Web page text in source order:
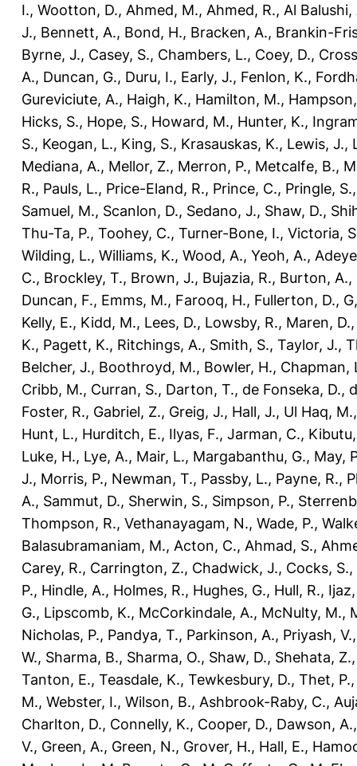
I., Wootton, D., Ahmed, M., Ahmed, R., Al Balushi,
J., Bennett, A., Bond, H., Bracken, A., Brankin-
Byrne, J., Casey, S., Chambers, L., Coey, D.,
A., Duncan, G., Duru, I., Early, J., Fenlon, K.,
Gureviciute, A., Haigh, K., Hamilton, M.,
Hicks, S., Hope, S., Howard, M., Hunter, K.,
S., Keogan, L., King, S., Krasauskas, K., Lewis, J.,
Mediana, A., Mellor, Z., Merron, P., Metcalfe, B.,
R., Pauls, L., Price-Eland, R., Prince, C., Pringle, S.
Samuel, M., Scanlon, D., Sedano, J., Shaw, D.,
Thu-Ta, P., Toohey, C., Turner-Bone, I., Victoria,
Wilding, L., Williams, K., Wood, A., Yeoh, A.,
C., Brockley, T., Brown, J., Bujazia, R., Burton, A.,
Duncan, F., Emms, M., Farooq, H., Fullerton, D.,
Kelly, E., Kidd, M., Lees, D., Lowsby, R., Maren, D.
K., Pagett, K., Ritchings, A., Smith, S., Taylor, J.,
Belcher, J., Boothroyd, M., Bowler, H., Chapman,
Cribb, M., Curran, S., Darton, T., de Fonseka, D.,
Foster, R., Gabriel, Z., Greig, J., Hall, J., Ul Haq, M.
Hunt, L., Hurditch, E., Ilyas, F., Jarman, C.,
Luke, H., Lye, A., Mair, L., Margabanthu, G., May,
J., Morris, P., Newman, T., Passby, L., Payne, R.,
A., Sammut, D., Sherwin, S., Simpson, P.,
Thompson, R., Vethanayagam, N., Wade, P.,
Balasubramaniam, M., Acton, C., Ahmad, S.,
Carey, R., Carrington, Z., Chadwick, J., Cocks, S.,
P., Hindle, A., Holmes, R., Hughes, G., Hull, R.,
G., Lipscomb, K., McCorkindale, A., McNulty, M.,
Nicholas, P., Pandya, T., Parkinson, A., Priyash, V.
W., Sharma, B., Sharma, O., Shaw, D., Shehata, Z.
Tanton, E., Teasdale, K., Tewkesbury, D., Thet, P.
M., Webster, I., Wilson, B., Ashbrook-Raby, C.,
Charlton, D., Connelly, K., Cooper, D., Dawson, A.
V., Green, A., Green, N., Grover, H., Hall, E.,